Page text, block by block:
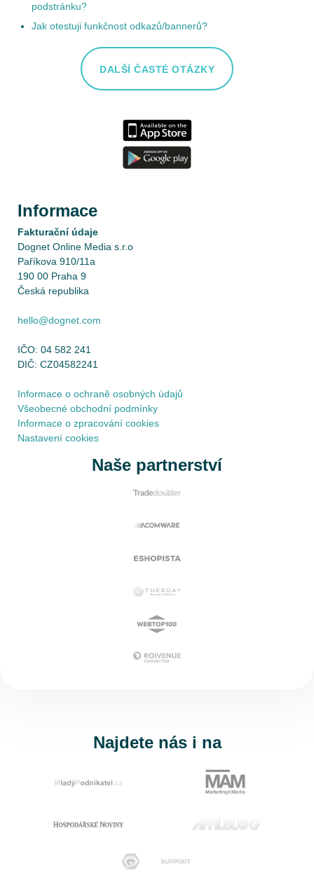
podstránku?
Jak otestuji funkčnost odkazů/bannerů?
DALŠÍ ČASTÉ OTÁZKY
Informace
Fakturační údaje
Dognet Online Media s.r.o
Paříkova 910/11a
190 00 Praha 9
Česká republika
hello@dognet.com
IČO: 04 582 241
DIČ: CZ04582241
Informace o ochraně osobných údajů
Všeobecné obchodní podmínky
Informace o zpracování cookies
Nastavení cookies
Naše partnerství
Najdete nás i na